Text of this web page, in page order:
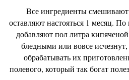
Все ингредиенты смешивают
оставляют настояться 1 месяц.
добавляют пол литра
бледными или вовсе
обрабатывать их
полевого, который так богат